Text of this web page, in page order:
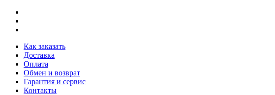
Как заказать
Доставка
Оплата
Обмен и возврат
Гарантия и сервис
Контакты